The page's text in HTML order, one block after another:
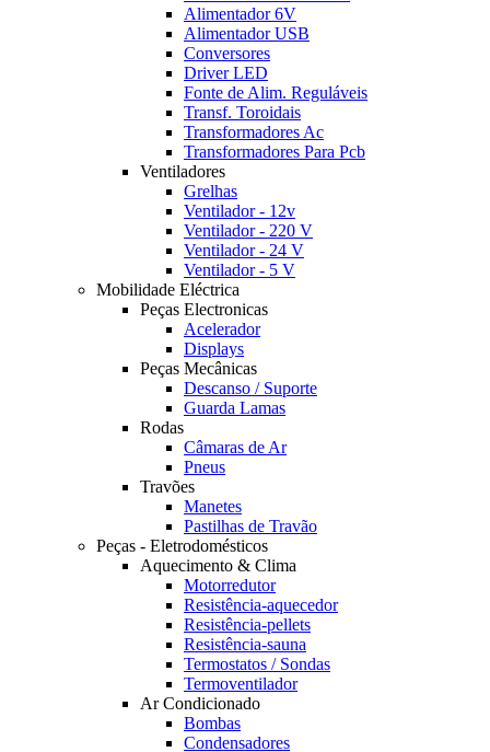
Alimentador 6V
Alimentador USB
Conversores
Driver LED
Fonte de Alim. Reguláveis
Transf. Toroidais
Transformadores Ac
Transformadores Para Pcb
Ventiladores
Grelhas
Ventilador - 12v
Ventilador - 220 V
Ventilador - 24 V
Ventilador - 5 V
Mobilidade Eléctrica
Peças Electronicas
Acelerador
Displays
Peças Mecânicas
Descanso / Suporte
Guarda Lamas
Rodas
Câmaras de Ar
Pneus
Travões
Manetes
Pastilhas de Travão
Peças - Eletrodomésticos
Aquecimento & Clima
Motorredutor
Resistência-aquecedor
Resistência-pellets
Resistência-sauna
Termostatos / Sondas
Termoventilador
Ar Condicionado
Bombas
Condensadores